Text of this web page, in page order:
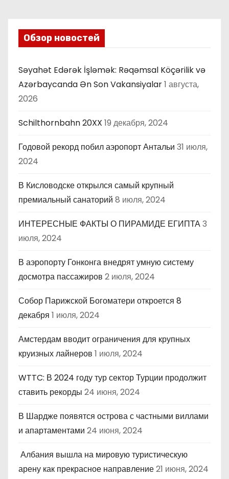
Обзор новостей
Səyahət Edərək İşləmək: Rəqəmsal Köçərilik və
Azərbaycanda Ən Son Vakansiyalar1 августа,
2026
Schilthornbahn 20XX 19 декабря, 2024
Годовой рекорд побил аэропорт Антальи 31 июля,
2024
В Кисловодске открылся самый крупный
премиальный санаторий 8 июля, 2024
ИНТЕРЕСНЫЕ ФАКТЫ О ПИРАМИДЕ ЕГИПТА3
июля, 2024
В аэропорту Гонконга внедрят умную систему
досмотра пассажиров 2 июля, 2024
Собор Парижской Богоматери откроется 8
декабря 1 июля, 2024
Амстердам вводит ограничения для крупных
круизных лайнеров 1 июля, 2024
WTTC: В 2024 году тур сектор Турции продолжит
ставить рекорды 24 июня, 2024
В Шардже появятся острова с частными виллами
и апартаментами 24 июня, 2024
Албания вышла на мировую туристическую
арену как прекрасное направление21 июня, 2024